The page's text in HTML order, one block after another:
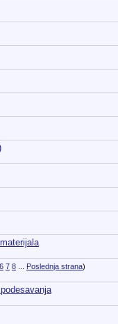
6 7 8... Poslednja strana)